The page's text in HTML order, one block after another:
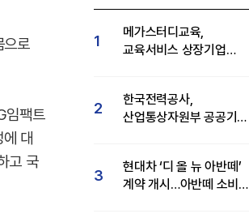
으로
임팩트
대
고 국
1
메가스터디교육,
교육서비스 상장기업
2
한국전력공사,
산업통상자원부 공공기관
3
현대차 ‘디 올 뉴 아반떼’
계약 개시…아반떼 소비자